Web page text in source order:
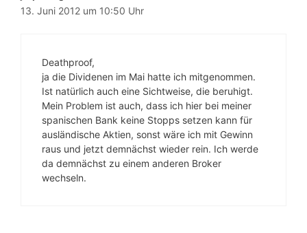
13. Juni 2012 um 10:50 Uhr
Deathproof,
ja die Dividenen im Mai hatte ich mitgenommen.
Ist natürlich auch eine Sichtweise, die beruhigt.
Mein Problem ist auch, dass ich hier bei meiner
spanischen Bank keine Stopps setzen kann für
ausländische Aktien, sonst wäre ich mit Gewinn
raus und jetzt demnächst wieder rein. Ich werde
da demnächst zu einem anderen Broker
wechseln.